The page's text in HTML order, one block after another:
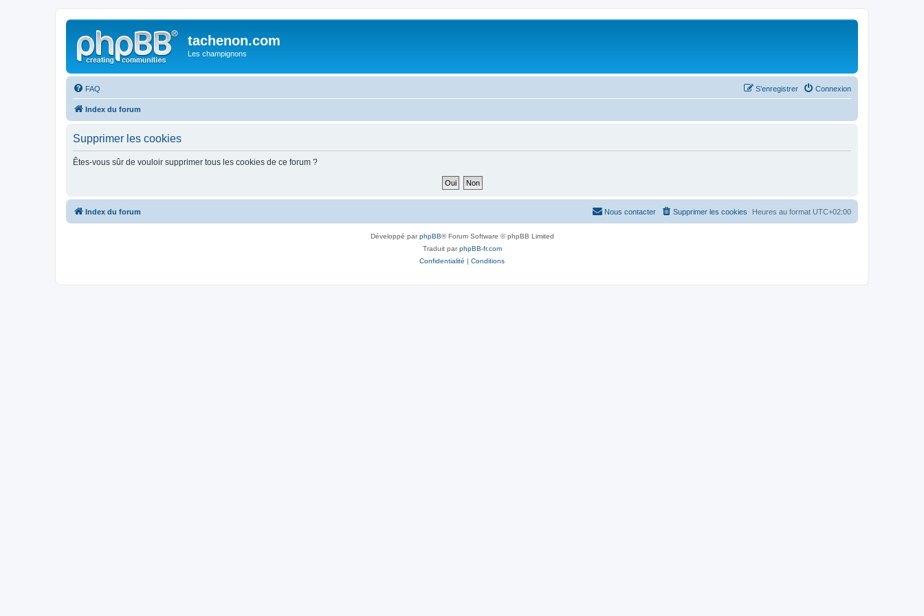
tachenon.com
Les champignons
FAQ Connexion
S’enregistrer
Index du forum
Supprimer les cookies
Êtes-vous sûr de vouloir supprimer tous les cookies de ce forum ?
Index du forum Heures au format UTC+02:00
Supprimer les cookies
Nous contacter
Développé parphpBB® Forum Software © phpBB Limited
Traduit parphpBB-fr.com
Confidentialité | Conditions